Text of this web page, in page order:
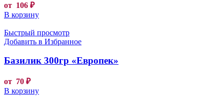
от 106 ₽
В корзину
Быстрый просмотр
Добавить в Избранное
Базилик 300гр «Европек»
от 70 ₽
В корзину